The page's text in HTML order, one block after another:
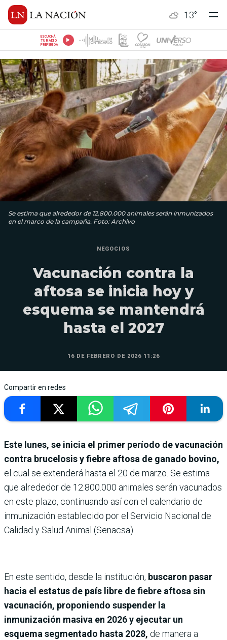
13°
ESCUCHÁ
TU RADIO
PREFERIDA
Se estima que alrededor de 12.800.000 animales serán inmunizados
en el marco de la campaña. Foto: Archivo
NEGOCIOS
Vacunación contra la
aftosa se inicia hoy y
esquema se mantendrá
hasta el 2027
16 DE FEBRERO DE 2026 11:26
Compartir en redes
Este lunes, se inicia el primer período de vacunación
contra brucelosis y fiebre aftosa de ganado bovino,
el cual se extenderá hasta el 20 de marzo. Se estima
que alrededor de 12.800.000 animales serán vacunados
en este plazo, continuando así con el calendario de
inmunización establecido por el Servicio Nacional de
Calidad y Salud Animal (Senacsa).
En este sentido, desde la institución, buscaron pasar
hacia el estatus de país libre de fiebre aftosa sin
vacunación, proponiendo suspender la
inmunización masiva en 2026 y ejecutar un
esquema segmentado hasta 2028, de manera a